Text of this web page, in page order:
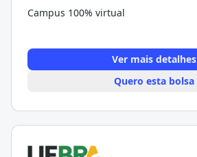
Campus 100% virtual
Ver mais detalhes
Quero esta bolsa